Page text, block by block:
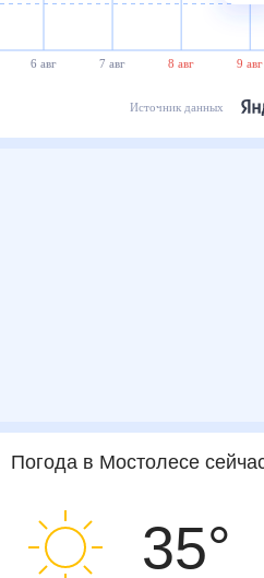
6 авг 7 авг 8 авг 9 авг
Источник данных
Погода в Мостолесесейчас
35°